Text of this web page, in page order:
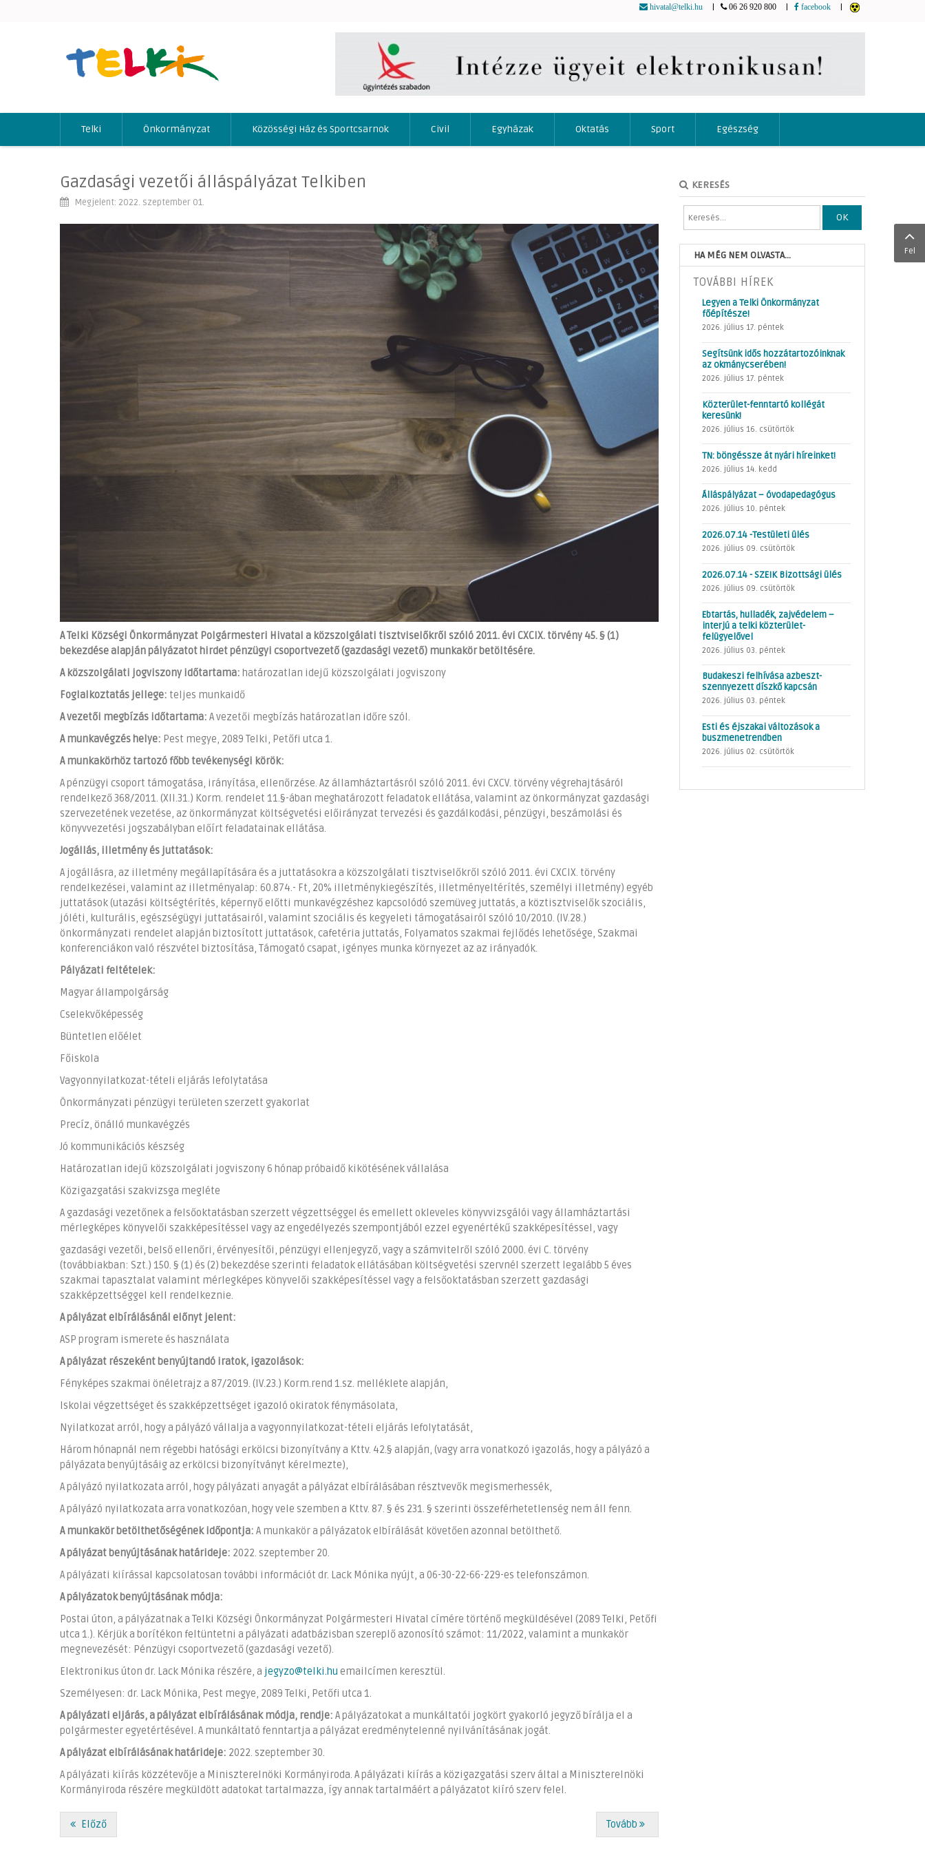
hivatal@telki.hu 06 26 920 800 facebook
Telki Önkormányzat Közösségi Ház és Sportcsarnok Civil Egyházak Oktatás Sport Egészség
Gazdasági vezetői álláspályázat Telkiben
Megjelent: 2022. szeptember 01.
A Telki Községi Önkormányzat Polgármesteri Hivatal a közszolgálati tisztviselőkről szóló 2011. évi CXCIX. törvény 45. § (1)
bekezdése alapján pályázatot hirdet pénzügyi csoportvezető (gazdasági vezető) munkakör betöltésére.
A közszolgálati jogviszony időtartama: határozatlan idejű közszolgálati jogviszony
Foglalkoztatás jellege: teljes munkaidő
A vezetői megbízás időtartama: A vezetői megbízás határozatlan időre szól.
A munkavégzés helye: Pest megye, 2089 Telki, Petőfi utca 1.
A munkakörhöz tartozó főbb tevékenységi körök:
A pénzügyi csoport támogatása, irányítása, ellenőrzése. Az államháztartásról szóló 2011. évi CXCV. törvény végrehajtásáról
rendelkező 368/2011. (XII.31.) Korm. rendelet 11.§-ában meghatározott feladatok ellátása, valamint az önkormányzat gazdasági
szervezetének vezetése, az önkormányzat költségvetési előirányzat tervezési és gazdálkodási, pénzügyi, beszámolási és
könyvvezetési jogszabályban előírt feladatainak ellátása.
Jogállás, illetmény és juttatások:
A jogállásra, az illetmény megállapítására és a juttatásokra a közszolgálati tisztviselőkről szóló 2011. évi CXCIX. törvény
rendelkezései, valamint az illetményalap: 60.874.- Ft, 20% illetménykiegészítés, illetményeltérítés, személyi illetmény) egyéb
juttatások (utazási költségtérítés, képernyő előtti munkavégzéshez kapcsolódó szemüveg juttatás, a köztisztviselők szociális,
jóléti, kulturális, egészségügyi juttatásairól, valamint szociális és kegyeleti támogatásairól szóló 10/2010. (IV.28.)
önkormányzati rendelet alapján biztosított juttatások, cafetéria juttatás, Folyamatos szakmai fejlődés lehetősége, Szakmai
konferenciákon való részvétel biztosítása, Támogató csapat, igényes munka környezet az az irányadók.
Pályázati feltételek:
Magyar állampolgárság
Cselekvőképesség
Büntetlen előélet
Főiskola
Vagyonnyilatkozat-tételi eljárás lefolytatása
Önkormányzati pénzügyi területen szerzett gyakorlat
Precíz, önálló munkavégzés
Jó kommunikációs készség
Határozatlan idejű közszolgálati jogviszony 6 hónap próbaidő kikötésének vállalása
Közigazgatási szakvizsga megléte
A gazdasági vezetőnek a felsőoktatásban szerzett végzettséggel és emellett okleveles könyvvizsgálói vagy államháztartási
mérlegképes könyvelői szakképesítéssel vagy az engedélyezés szempontjából ezzel egyenértékű szakképesítéssel, vagy
gazdasági vezetői, belső ellenőri, érvényesítői, pénzügyi ellenjegyző, vagy a számvitelről szóló 2000. évi C. törvény
(továbbiakban: Szt.) 150. § (1) és (2) bekezdése szerinti feladatok ellátásában költségvetési szervnél szerzett legalább 5 éves
szakmai tapasztalat valamint mérlegképes könyvelői szakképesítéssel vagy a felsőoktatásban szerzett gazdasági
szakképzettséggel kell rendelkeznie.
A pályázat elbírálásánál előnyt jelent:
ASP program ismerete és használata
A pályázat részeként benyújtandó iratok, igazolások:
Fényképes szakmai önéletrajz a 87/2019. (IV.23.) Korm.rend 1.sz. melléklete alapján,
Iskolai végzettséget és szakképzettséget igazoló okiratok fénymásolata,
Nyilatkozat arról, hogy a pályázó vállalja a vagyonnyilatkozat-tételi eljárás lefolytatását,
Három hónapnál nem régebbi hatósági erkölcsi bizonyítvány a Kttv. 42.§ alapján, (vagy arra vonatkozó igazolás, hogy a pályázó a
pályázata benyújtásáig az erkölcsi bizonyítványt kérelmezte),
A pályázó nyilatkozata arról, hogy pályázati anyagát a pályázat elbírálásában résztvevők megismerhessék,
A pályázó nyilatkozata arra vonatkozóan, hogy vele szemben a Kttv. 87. § és 231. § szerinti összeférhetetlenség nem áll fenn.
A munkakör betölthetőségének időpontja: A munkakör a pályázatok elbírálását követően azonnal betölthető.
A pályázat benyújtásának határideje: 2022. szeptember 20.
A pályázati kiírással kapcsolatosan további információt dr. Lack Mónika nyújt, a 06-30-22-66-229-es telefonszámon.
A pályázatok benyújtásának módja:
Postai úton, a pályázatnak a Telki Községi Önkormányzat Polgármesteri Hivatal címére történő megküldésével (2089 Telki, Petőfi
utca 1.). Kérjük a borítékon feltüntetni a pályázati adatbázisban szereplő azonosító számot: 11/2022, valamint a munkakör
megnevezését: Pénzügyi csoportvezető (gazdasági vezető).
Elektronikus úton dr. Lack Mónika részére, a jegyzo@telki.hu emailcímen keresztül.
Személyesen: dr. Lack Mónika, Pest megye, 2089 Telki, Petőfi utca 1.
A pályázati eljárás, a pályázat elbírálásának módja, rendje: A pályázatokat a munkáltatói jogkört gyakorló jegyző bírálja el a
polgármester egyetértésével. A munkáltató fenntartja a pályázat eredménytelenné nyilvánításának jogát.
A pályázat elbírálásának határideje: 2022. szeptember 30.
A pályázati kiírás közzétevője a Miniszterelnöki Kormányiroda. A pályázati kiírás a közigazgatási szerv által a Miniszterelnöki
Kormányiroda részére megküldött adatokat tartalmazza, így annak tartalmáért a pályázatot kiíró szerv felel.
Előző Tovább
KERESÉS
OK
HA MÉG NEM OLVASTA...
TOVÁBBI HÍREK
Legyen a Telki Önkormányzat
főépítésze!
2026. július 17. péntek
Segítsünk idős hozzátartozóinknak
az okmánycserében!
2026. július 17. péntek
Közterület-fenntartó kollégát
keresünk!
2026. július 16. csütörtök
TN: böngéssze át nyári híreinket!
2026. július 14. kedd
Álláspályázat – óvodapedagógus
2026. július 10. péntek
2026.07.14 -Testületi ülés
2026. július 09. csütörtök
2026.07.14 - SZEIK Bizottsági ülés
2026. július 09. csütörtök
Ebtartás, hulladék, zajvédelem –
interjú a telki közterület-
felügyelővel
2026. július 03. péntek
Budakeszi felhívása azbeszt-
szennyezett díszkő kapcsán
2026. július 03. péntek
Esti és éjszakai változások a
buszmenetrendben
2026. július 02. csütörtök
Fel